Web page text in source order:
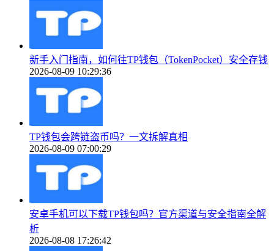
新手入门指南，如何往TP钱包（TokenPocket）安全存钱
2026-08-09 10:29:36
TP钱包会跨链盗币吗？一文拆解真相
2026-08-09 07:00:29
安卓手机可以下载TP钱包吗？官方渠道与安全指南全解
析
2026-08-08 17:26:42